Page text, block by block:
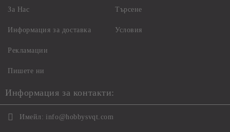
За Нас
Информация за доставка
Рекламации
Пишете ни
Търсене
Условия
Информация за контакти:
Имейл: info@hobbysvqt.com